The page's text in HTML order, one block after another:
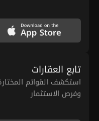
تابع العقارات
استكشف القوائم
وفرص الاستثمار